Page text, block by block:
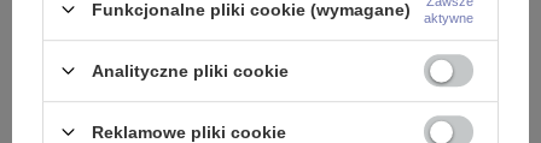
cyrkoniami - srebrny - K-081
P-008
Funkcjonalne pliki cookie (wymagane)
aktywne
Analityczne pliki cookie
Reklamowe pliki cookie